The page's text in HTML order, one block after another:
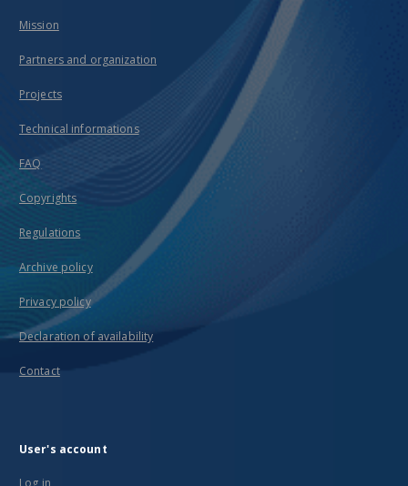
Mission
Partners and organization
Projects
Technical informations
FAQ
Copyrights
Regulations
Archive policy
Privacy policy
Declaration of availability
Contact
User's account
Log in